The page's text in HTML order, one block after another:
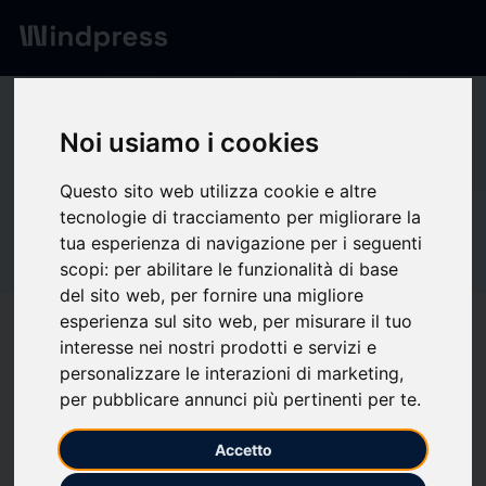
Noi usiamo i cookies
Questo sito web utilizza cookie e altre
tecnologie di tracciamento per migliorare la
tua esperienza di navigazione per i seguenti
scopi: per abilitare le funzionalità di base
del sito web, per fornire una migliore
esperienza sul sito web, per misurare il tuo
interesse nei nostri prodotti e servizi e
personalizzare le interazioni di marketing,
per pubblicare annunci più pertinenti per te.
Accetto
Network/Società
Si
Non verificato
Sinoexpo Informa
Markets
favorite Segui aggiornamenti
Di cosa scriviamo